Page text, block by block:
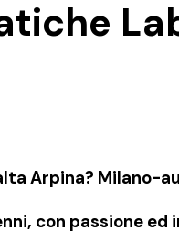
Arpina? Milano-
con passione